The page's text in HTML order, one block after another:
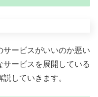
サービスがいいのか悪い
ービスを展開している
していきます。